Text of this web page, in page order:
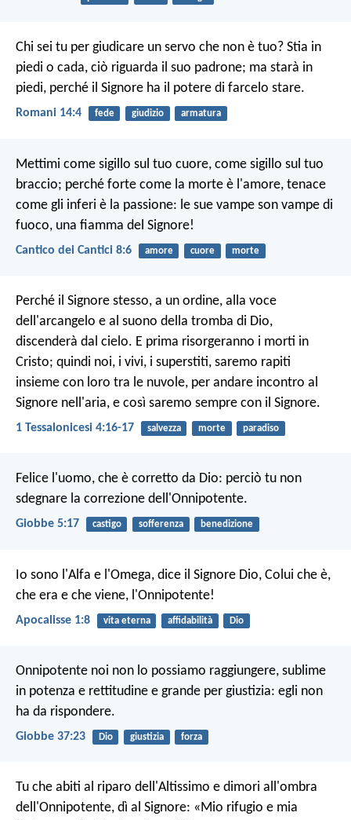
Chi sei tu per giudicare un servo che non è tuo? Stia in
piedi o cada, ciò riguarda il suo padrone; ma starà in
piedi, perché il Signore ha il potere di farcelo stare.
Romani 14:4 fede giudizio armatura
Mettimi come sigillo sul tuo cuore, come sigillo sul tuo
braccio; perché forte come la morte è l'amore, tenace
come gli inferi è la passione: le sue vampe son vampe di
fuoco, una fiamma del Signore!
Cantico dei Cantici 8:6 amore cuore morte
Perché il Signore stesso, a un ordine, alla voce
dell'arcangelo e al suono della tromba di Dio,
discenderà dal cielo. E prima risorgeranno i morti in
Cristo; quindi noi, i vivi, i superstiti, saremo rapiti
insieme con loro tra le nuvole, per andare incontro al
Signore nell'aria, e così saremo sempre con il Signore.
1 Tessalonicesi 4:16-17 salvezza morte paradiso
Felice l'uomo, che è corretto da Dio: perciò tu non
sdegnare la correzione dell'Onnipotente.
Giobbe 5:17 castigo sofferenza benedizione
Io sono l'Alfa e l'Omega, dice il Signore Dio, Colui che è,
che era e che viene, l'Onnipotente!
Apocalisse 1:8 vita eterna affidabilità Dio
Onnipotente noi non lo possiamo raggiungere, sublime
in potenza e rettitudine e grande per giustizia: egli non
ha da rispondere.
Giobbe 37:23 Dio giustizia forza
Tu che abiti al riparo dell'Altissimo e dimori all'ombra
dell'Onnipotente, dì al Signore: «Mio rifugio e mia